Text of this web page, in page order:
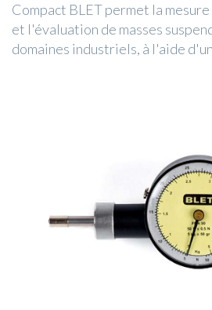
Compact BLET permet la
et l'évaluation de masses
domaines industriels, à l'aide